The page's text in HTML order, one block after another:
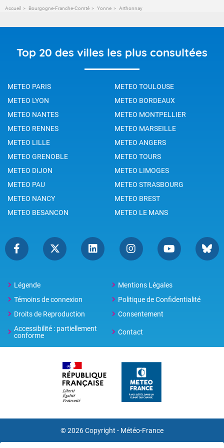
Accueil Bourgogne-Franche-Comté Yonne Arthonnay
Top 20 des villes les plus consultées
METEO PARIS
METEO TOULOUSE
METEO LYON
METEO BORDEAUX
METEO NANTES
METEO MONTPELLIER
METEO RENNES
METEO MARSEILLE
METEO LILLE
METEO ANGERS
METEO GRENOBLE
METEO TOURS
METEO DIJON
METEO LIMOGES
METEO PAU
METEO STRASBOURG
METEO NANCY
METEO BREST
METEO BESANCON
METEO LE MANS
Légende
Mentions Légales
Témoins de connexion
Politique de Confidentialité
Droits de Reproduction
Consentement
Accessibilité : partiellement
conforme
Contact
© 2026 Copyright - Météo-France